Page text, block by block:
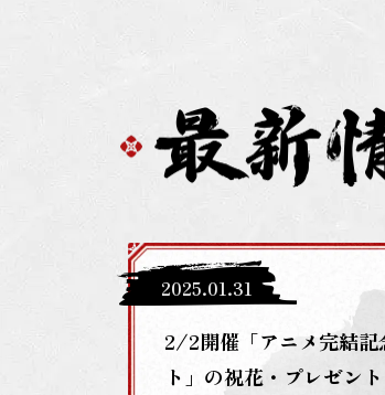
2025.01.31
2/2開催「アニメ完結記
ト」の祝花・プレゼン